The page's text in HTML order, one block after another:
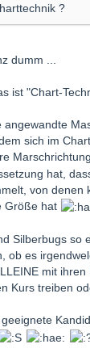
?
dumm ...
ist "Chart-
sich im
hat,
von denen
Größe hat
Silberbugs so
ob es
mit
Kurs treiben